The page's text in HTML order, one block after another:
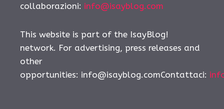
collaborazioni: info@isayblog.com
This website is part of the IsayBlog!
network. For advertising, press releases and
other
opportunities: info@isayblog.comContattaci: